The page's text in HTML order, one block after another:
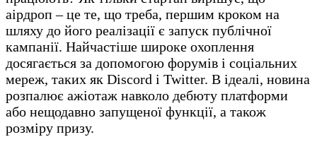
аірдроп – це те, що треба, першим кроком на
шляху до його реалізації є запуск публічної
кампанії. Найчастіше широке охоплення
досягається за допомогою форумів і соціальних
мереж, таких як Discord і Twitter. В ідеалі, новина
розпалює ажіотаж навколо дебюту платформи
або нещодавно запущеної функції, а також
розміру призу.